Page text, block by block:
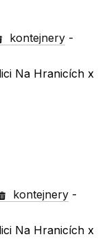
kontejnery -
Na Hranicích x
kontejnery -
Na Hranicích x